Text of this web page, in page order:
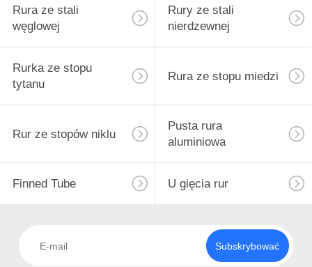
Rura ze stali
węglowej
Rury ze stali
nierdzewnej
Rurka ze stopu
tytanu
Rura ze stopu miedzi
Rur ze stopów niklu
Pusta rura
aluminiowa
Finned Tube U gięcia rur
Subskrybować